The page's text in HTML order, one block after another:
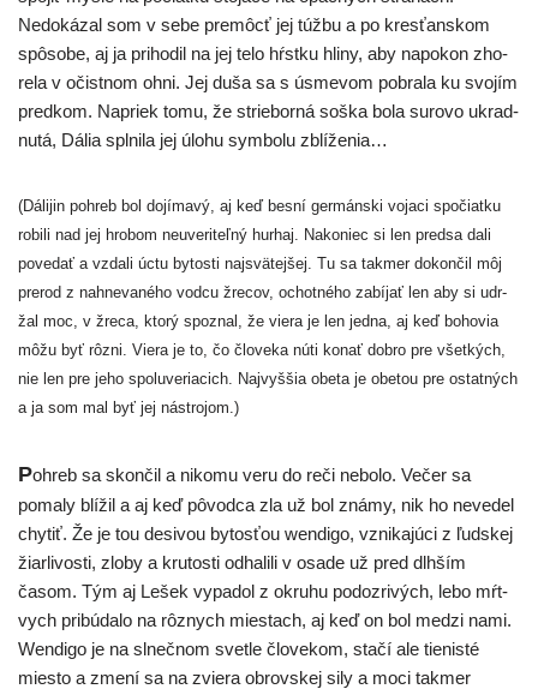
Nedokázal som v sebe pre­môcť jej túž­bu a po kres­ťan­skom
spô­so­be, aj ja pri­ho­dil na jej telo hŕs­tku hli­ny, aby napo­kon zho­
re­la v očist­nom ohni. Jej duša sa s úsme­vom pobra­la ku svo­jím
pred­kom. Napriek tomu, že strie­bor­ná soš­ka bola suro­vo ukrad­
nu­tá, Dália spl­ni­la jej úlo­hu sym­bo­lu zblíženia…
(Dálijin poh­reb bol dojí­ma­vý, aj keď bes­ní ger­mán­ski voja­ci spo­čiat­ku
robi­li nad jej hro­bom neuve­ri­teľ­ný hur­haj. Nakoniec si len pred­sa dali
pove­dať a vzda­li úctu bytos­ti najs­vä­tej­šej. Tu sa tak­mer dokon­čil môj
pre­rod z nahne­va­né­ho vod­cu žre­cov, ochot­né­ho zabí­jať len aby si udr­
žal moc, v žre­ca, kto­rý spoz­nal, že vie­ra je len jed­na, aj keď boho­via
môžu byť rôz­ni. Viera je to, čo člo­ve­ka núti konať dob­ro pre všet­kých,
nie len pre jeho spo­lu­ve­ria­cich. Najvyššia obe­ta je obe­tou pre ostat­ných
a ja som mal byť jej nástrojom.)
Pohreb sa skon­čil a niko­mu veru do reči nebo­lo. Večer sa
poma­ly blí­žil a aj keď pôvod­ca zla už bol zná­my, nik ho neve­del
chy­tiť. Že je tou desi­vou bytos­ťou wen­di­go, vzni­ka­jú­ci z ľud­skej
žiar­li­vos­ti, zlo­by a kru­tos­ti odha­li­li v osa­de už pred dlh­ším
časom. Tým aj Lešek vypa­dol z okru­hu podoz­ri­vých, lebo mŕt­
vych pri­bú­da­lo na rôz­nych mies­tach, aj keď on bol medzi nami.
Wendigo je na slneč­nom svet­le člo­ve­kom, sta­čí ale tie­nis­té
mies­to a zme­ní sa na zvie­ra obrov­skej sily a moci tak­mer